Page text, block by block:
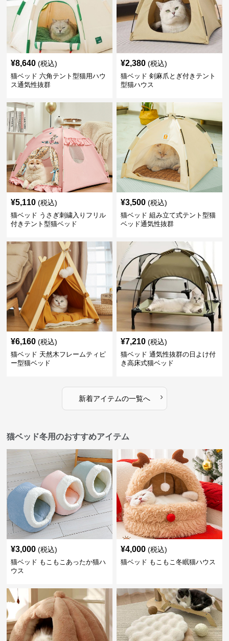
¥8,640 (税込)
猫ベッド 六角テント型猫用ハウ
ス通気性抜群
¥2,380 (税込)
猫ベッド 剣麻爪とぎ付きテント
型猫ハウス
¥5,110 (税込)
猫ベッド うさぎ刺繍入りフリル
付きテント型猫ベッド
¥3,500 (税込)
猫ベッド 組み立て式テント型猫
ベッド通気性抜群
¥6,160 (税込)
猫ベッド 天然木フレームティピ
ー型猫ベッド
¥7,210 (税込)
猫ベッド 通気性抜群の日よけ付
き高床式猫ベッド
新着アイテムの一覧へ ›
猫ベッド冬用のおすすめアイテム
¥3,000 (税込)
猫ベッド もこもこあったか猫ハ
ウス
¥4,000 (税込)
猫ベッド もこもこ冬眠猫ハウス